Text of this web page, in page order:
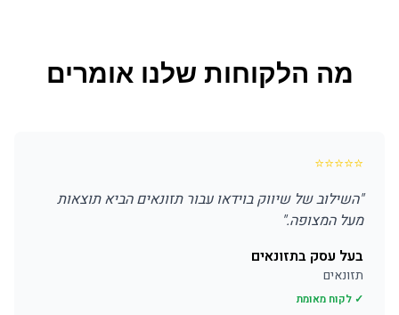
מה הלקוחות שלנו אומרים
⭐
⭐
⭐
⭐
⭐
"השילוב של שיווק בוידאו עבור תזונאים הביא תוצאות
מעל המצופה."
בעל עסק בתזונאים
תזונאים
✓ לקוח מאומת